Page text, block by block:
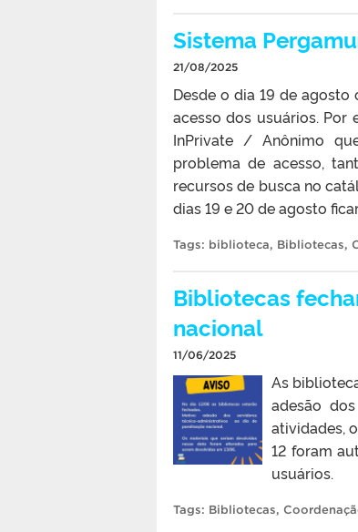
Sistema
21/08/2025
Desde o dia 19 de
acesso dos usuários.
InPrivate / Anônimo
problema de acesso,
recursos de busca no
dias 19 e 20 de agosto
Tags: biblioteca, Bibliotecas,
Bibliotecas
nacional
11/06/2025
As
adesão
atividades,
12 foram
usuários.
Tags: Bibliotecas,